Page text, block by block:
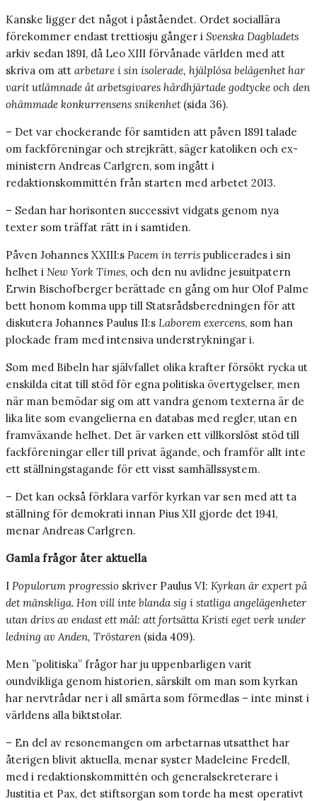
Kanske ligger det något i påståendet. Ordet sociallära
förekommer endast trettiosju gånger i Svenska Dagbladets
arkiv sedan 1891, då Leo XIII förvånade världen med att
skriva om att arbetare i sin isolerade, hjälplösa belägenhet har
varit utlämnade åt arbetsgivares hårdhjärtade godtycke och den
ohämmade konkurrensens snikenhet(sida 36).
– Det var chockerande för samtiden att påven 1891 talade
om fackföreningar och strejkrätt, säger katoliken och ex-
ministern Andreas Carlgren, som ingått i
redaktionskommittén från starten med arbetet 2013.
– Sedan har horisonten successivt vidgats genom nya
texter som träffat rätt in i samtiden.
Påven Johannes XXIII:s Pacem in terris publicerades i sin
helhet i New York Times, och den nu avlidne jesuitpatern
Erwin Bischofberger berättade en gång om hur Olof Palme
bett honom komma upp till Statsrådsberedningen för att
diskutera Johannes Paulus II:s Laborem exercens, som han
plockade fram med intensiva understrykningar i.
Som med Bibeln har självfallet olika krafter försökt rycka ut
enskilda citat till stöd för egna politiska övertygelser, men
när man bemödar sig om att vandra genom texterna är de
lika lite som evangelierna en databas med regler, utan en
framväxande helhet. Det är varken ett villkorslöst stöd till
fackföreningar eller till privat ägande, och framför allt inte
ett ställningstagande för ett visst samhällssystem.
– Det kan också förklara varför kyrkan var sen med att ta
ställning för demokrati innan Pius XII gjorde det 1941,
menar Andreas Carlgren.
Gamla frågor åter aktuella
I Populorum progressio skriver Paulus VI: Kyrkan är expert på
det mänskliga. Hon vill inte blanda sig i statliga angelägenheter
utan drivs av endast ett mål: att fortsätta Kristi eget verk under
ledning av Anden, Tröstaren (sida 409).
Men ”politiska” frågor har ju uppenbarligen varit
oundvikliga genom historien, särskilt om man som kyrkan
har nervtrådar ner i all smärta som förmedlas – inte minst i
världens alla biktstolar.
– En del av resonemangen om arbetarnas utsatthet har
återigen blivit aktuella, menar syster Madeleine Fredell,
med i redaktionskommittén och generalsekreterare i
Justitia et Pax, det stiftsorgan som torde ha mest operativt